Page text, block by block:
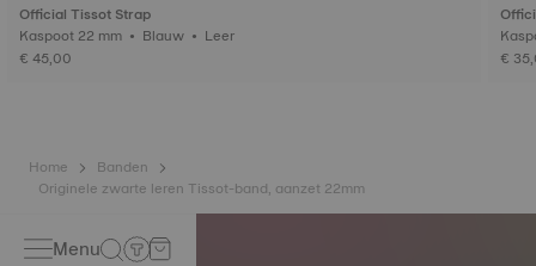
Official Tissot Strap
Kaspoot 22 mm • Blauw • Leer
€ 45,00
€
Home
Banden
Originele zwarte leren Tissot-band, aanzet 22mm
Menu